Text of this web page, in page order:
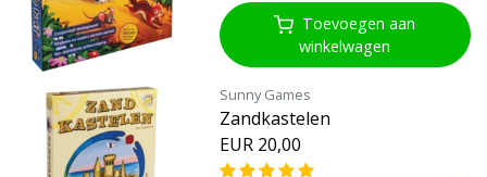
Toevoegen aan
winkelwagen
Sunny Games
Zandkastelen
EUR 20,00